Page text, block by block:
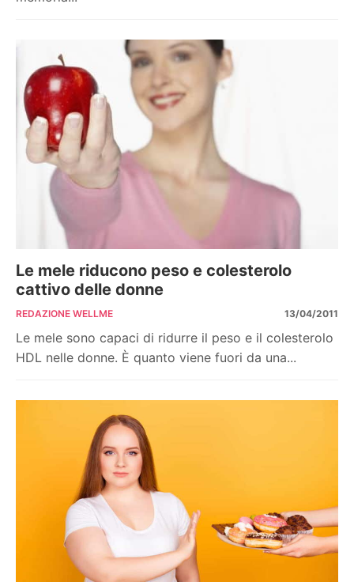
Le mele riducono peso e colesterolo
cattivo delle donne
REDAZIONE WELLME 13/04/2011
Le mele sono capaci di ridurre il peso e il colesterolo
HDL nelle donne. È quanto viene fuori da una...